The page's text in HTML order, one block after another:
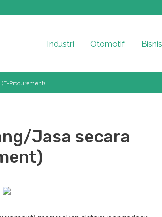
Industri
Otomotif Bisnis
(E-Procurement)
Jasa secara